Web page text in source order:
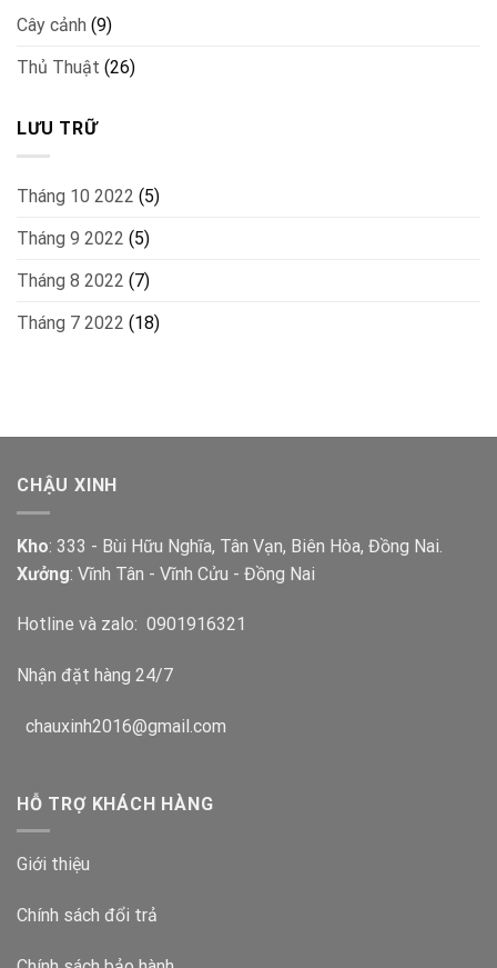
Cây cảnh (9)
Thủ Thuật (26)
LƯU TRỮ
Tháng 10 2022 (5)
Tháng 9 2022 (5)
Tháng 8 2022 (7)
Tháng 7 2022 (18)
CHẬU XINH
Kho: 333 - Bùi Hữu Nghĩa, Tân Vạn, Biên Hòa, Đồng Nai.
Xưởng: Vĩnh Tân - Vĩnh Cửu - Đồng Nai
Hotline và zalo: 0901916321
Nhận đặt hàng 24/7
chauxinh2016@gmail.com
HỖ TRỢ KHÁCH HÀNG
Giới thiệu
Chính sách đổi trả